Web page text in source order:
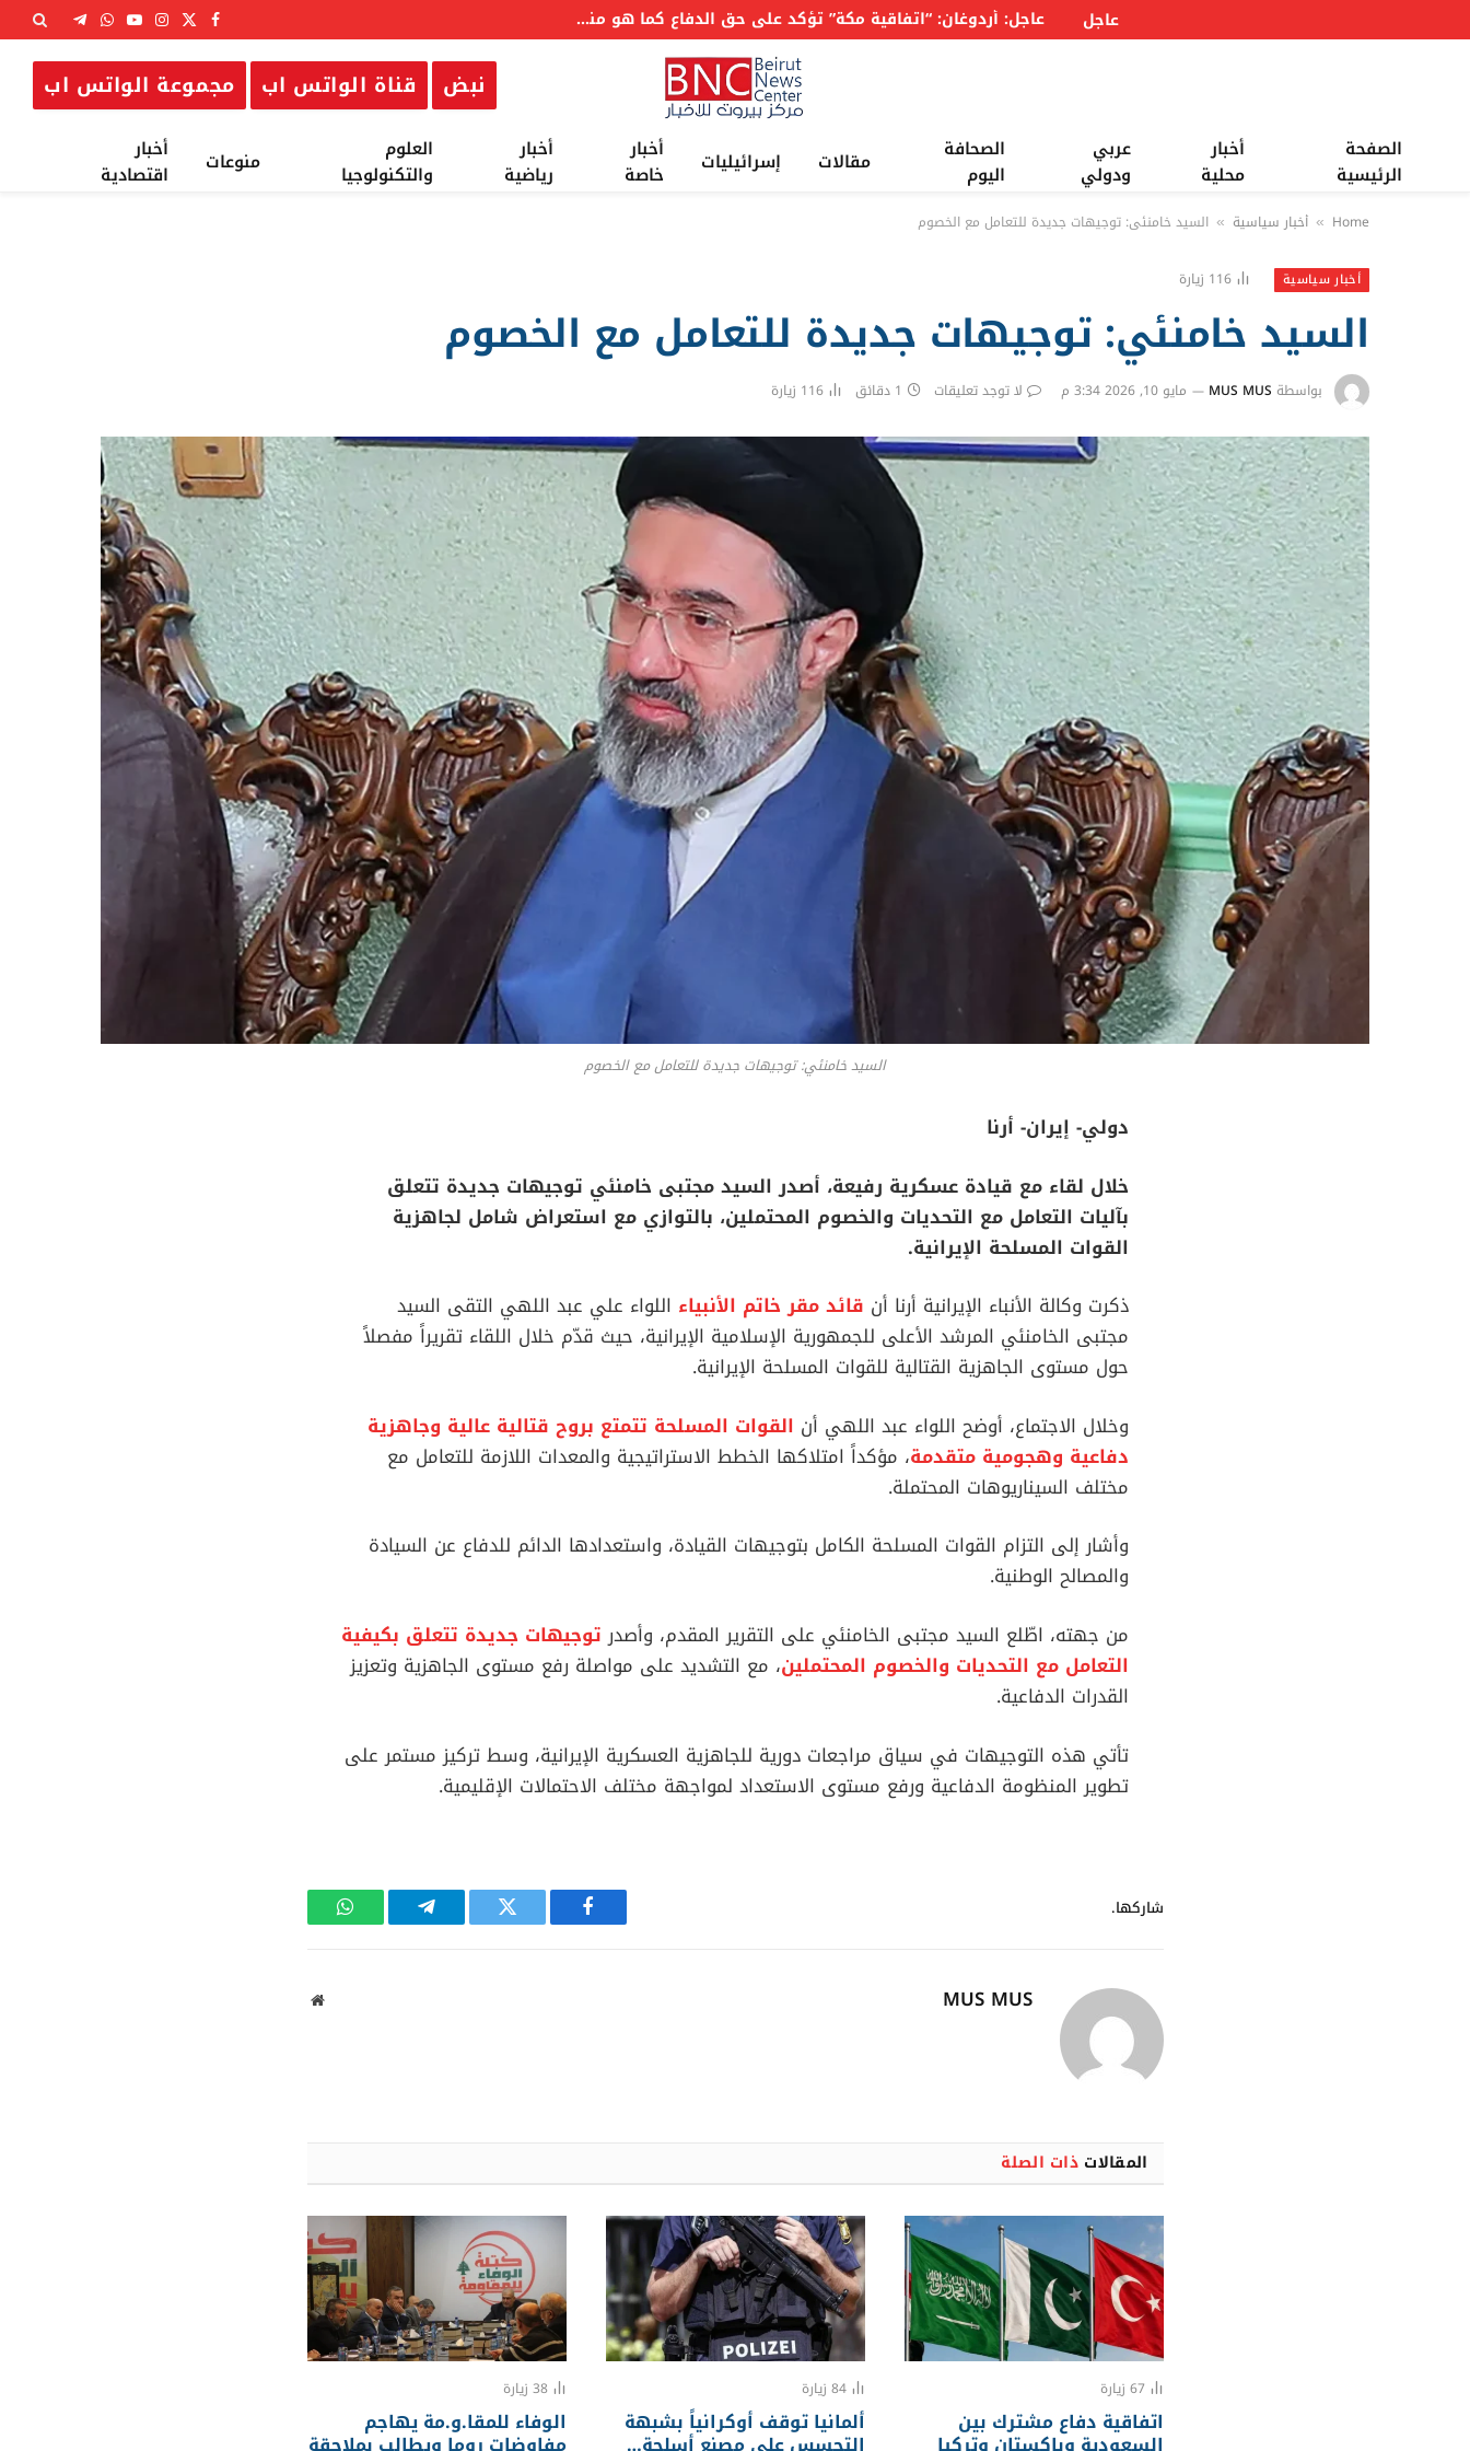
عاجل فيسبوك
X الانستغرام
يوتيوبواتسابتيلقرام
نبض قناة الواتس اب مجموعة الواتس اب
الصفحة
الرئيسية
أخبار
محلية
عربي
ودولي
الصحافة
اليوم
مقالات إسرائيليات
أخبار
خاصة
أخبار
رياضية
العلوم
والتكنولوجيا
منوعات
أخبار
اقتصادية
Home
» أخبار سياسية » السيد خامنئي: توجيهات جديدة للتعامل مع الخصوم
أخبار سياسية 116 زيارة
السيد خامنئي: توجيهات جديدة للتعامل مع الخصوم
بواسطة MUS MUS مايو 10, 2026 3:34 م لا توجد تعليقات 1 دقائق 116 زيارة
السيد خامنئي: توجيهات جديدة للتعامل مع الخصوم
دولي- إيران- أرنا
خلال لقاء مع قيادة عسكرية رفيعة، أصدر السيد مجتبى خامنئي توجيهات جديدة تتعلق
بآليات التعامل مع التحديات والخصوم المحتملين، بالتوازي مع استعراض شامل لجاهزية
القوات المسلحة الإيرانية.
ذكرت وكالة الأنباء الإيرانية أرنا أن قائد مقر خاتم الأنبياء اللواء علي عبد اللهي التقى السيد
مجتبى الخامنئي المرشد الأعلى للجمهورية الإسلامية الإيرانية، حيث قدّم خلال اللقاء تقريراً مفصلاً
حول مستوى الجاهزية القتالية للقوات المسلحة الإيرانية.
وخلال الاجتماع، أوضح اللواء عبد اللهي أن القوات المسلحة تتمتع بروح قتالية عالية وجاهزية
دفاعية وهجومية متقدمة، مؤكداً امتلاكها الخطط الاستراتيجية والمعدات اللازمة للتعامل مع
مختلف السيناريوهات المحتملة.
وأشار إلى التزام القوات المسلحة الكامل بتوجيهات القيادة، واستعدادها الدائم للدفاع عن السيادة
والمصالح الوطنية.
من جهته، اطّلع السيد مجتبى الخامنئي على التقرير المقدم، وأصدرتوجيهات جديدة تتعلق بكيفية
التعامل مع التحديات والخصوم المحتملين، مع التشديد على مواصلة رفع مستوى الجاهزية وتعزيز
القدرات الدفاعية.
تأتي هذه التوجيهات في سياق مراجعات دورية للجاهزية العسكرية الإيرانية، وسط تركيز مستمر على
تطوير المنظومة الدفاعية ورفع مستوى الاستعداد لمواجهة مختلف الاحتمالات الإقليمية.
شاركها.
فيسبوك تويتر تيلقرام واتساب
MUS MUS
موقع
المقالاتذات الصلة
67 زيارة
اتفاقية دفاع مشترك بين
84 زيارة
ألمانيا توقف أوكرانياً بشبهة
38 زيارة
الوفاء للمقا.و.مة يهاجم